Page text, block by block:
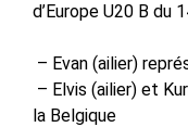
d’Europe U20 B du
– Evan (ailier)
– Elvis (ailier) et
la Belgique